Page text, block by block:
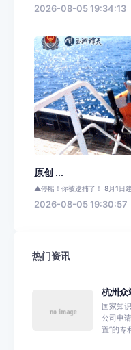
2026-08-05 19:34:13
原创 ...
▲停船！你被逮捕了！ 8月1日
2026-08-05 19:30:57
热门资讯
杭州众
国家知
公司申
置”的专